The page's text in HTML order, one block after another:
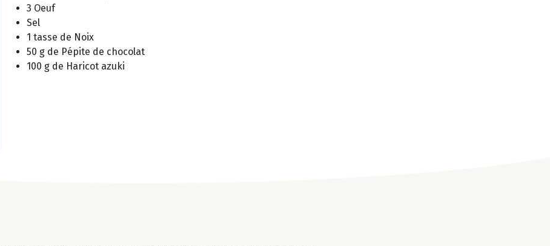
3 Oeuf
Sel
1 tasse de Noix
50 g de Pépite de chocolat
100 g de Haricot azuki